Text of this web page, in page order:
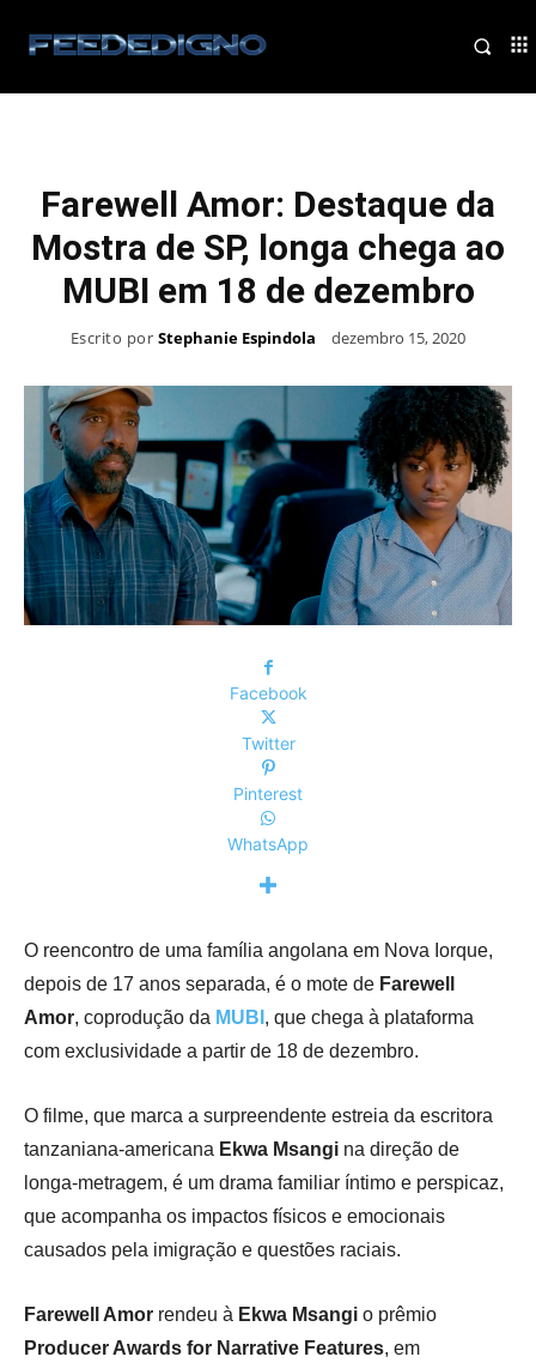
Farewell Amor: Destaque da
Mostra de SP, longa chega ao
MUBI em 18 de dezembro
Escrito por Stephanie Espindola dezembro 15, 2020
Facebook
Twitter
Pinterest
WhatsApp
O reencontro de uma família angolana em Nova Iorque,
depois de 17 anos separada, é o mote de Farewell
Amor, coprodução da MUBI , que chega à plataforma
com exclusividade a partir de 18 de dezembro.
O filme, que marca a surpreendente estreia da escritora
tanzaniana-americana Ekwa Msangi na direção de
longa-metragem, é um drama familiar íntimo e perspicaz,
que acompanha os impactos físicos e emocionais
causados pela imigração e questões raciais.
Farewell Amor rendeu à Ekwa Msangi o prêmio
Producer Awards for Narrative Features, em